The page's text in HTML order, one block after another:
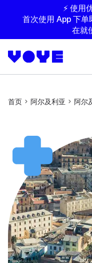
⚡ 使用
首次使用 App 下单
在就
首页 阿尔及利亚 阿尔